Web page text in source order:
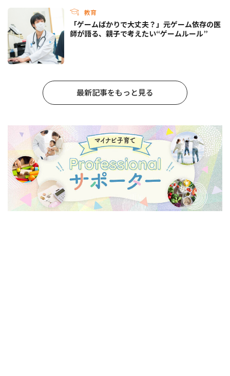
教育
「ゲームばかりで大丈夫？」元ゲーム依存の医
師が語る、親子で考えたい“ゲームルール”
最新記事をもっと見る